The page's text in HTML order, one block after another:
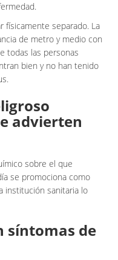
físicamente separado. La
de metro y medio con
todas las personas
bien y no han tenido
advierten
sobre el que
se promociona como
institución sanitaria lo
síntomas de